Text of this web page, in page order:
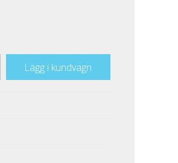
Lägg i kundvagn